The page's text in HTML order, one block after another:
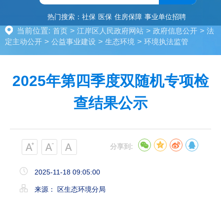
热门搜索： 社保 医保 住房保障 事业单位招聘
当前位置: 首页 > 江岸区人民政府网站 > 政府信息公开 > 法
定主动公开 > 公益事业建设 > 生态环境 > 环境执法监管
2025年第四季度双随机专项检
查结果公示
分享到:
2025-11-18 09:05:00
来源： 区生态环境分局